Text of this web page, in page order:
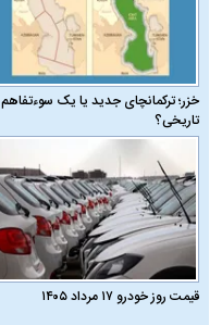
خزر؛ ترکمانچای جدید یا یک سوءتفاهم
تاریخی؟
قیمت روز خودرو ۱۷ مرداد ۱۴۰۵